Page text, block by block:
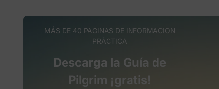
MÁS DE 40 PAGINAS DE INFORMACION
PRÁCTICA
Descarga la Guía de
Pilgrim ¡gratis!